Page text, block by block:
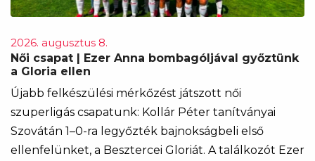
2026. augusztus 8.
Női csapat | Ezer Anna bombagóljával győztünk
a Gloria ellen
Újabb felkészülési mérkőzést játszott női
szuperligás csapatunk: Kollár Péter tanítványai
Szovátán 1–0-ra legyőzték bajnokságbeli első
ellenfelünket, a Besztercei Gloriát. A találkozót Ezer